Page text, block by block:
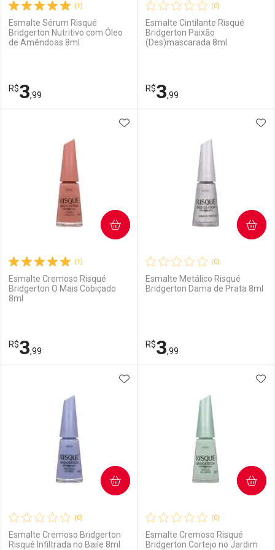
(1)
Esmalte Sérum Risqué
Bridgerton Nutritivo com Óleo
de Amêndoas 8ml
R$3,99
Laboratório
Comprar sem Desconto
Por R$ 3,99/cada
Por Menos
Por R$ 3,99/cada
(0)
Esmalte Cintilante Risqué
Bridgerton Paixão
(Des)mascarada 8ml
R$3,99
Laboratório
Comprar sem Desconto
Por R$ 3,99/cada
Por Menos
Por R$ 3,99/cada
(1)
Esmalte Cremoso Risqué
Bridgerton O Mais Cobiçado
8ml
R$3,99
ADICIONAR AOS FAVORITOS
COMPRAR
Laboratório
Por Menos
(0)
Esmalte Metálico Risqué
Bridgerton Dama de Prata 8ml
R$3,99
COMPRAR
Laboratório
Por Menos
(0)
Esmalte Cremoso Bridgerton
Risqué Infiltrada no Baile 8ml
ADICIONAR AOS FAVORITOS
COMPRAR
(0)
Esmalte Cremoso Risqué
Bridgerton Cortejo no Jardim
COMPRAR